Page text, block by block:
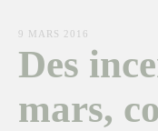
9 MARS 2016
Des
mars,